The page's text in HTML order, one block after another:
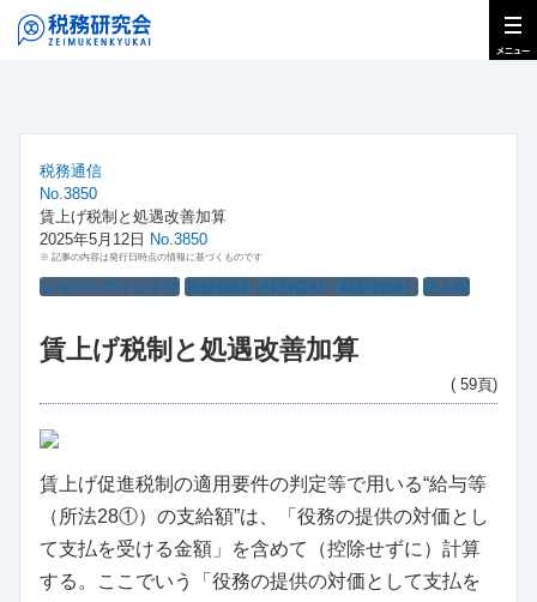
税務通信
No.3850
賃上げ税制と処遇改善加算
2025年5月12日 No.3850
※ 記事の内容は発行日時点の情報に基づくものです
ショウ・ウインドウ 政策税制（特別償却・税額控除） 法人税
賃上げ税制と処遇改善加算
( 59頁)
賃上げ促進税制の適用要件の判定等で用いる“給与等
（所法28①）の支給額”は、「役務の提供の対価とし
て支払を受ける金額」を含めて（控除せずに）計算
する。ここでいう「役務の提供の対価として支払を